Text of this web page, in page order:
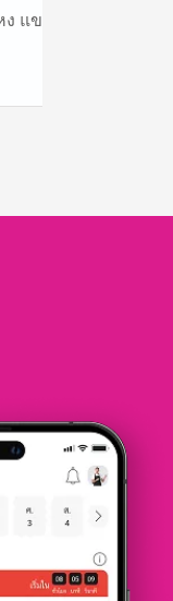
แขวงหัวหมาก